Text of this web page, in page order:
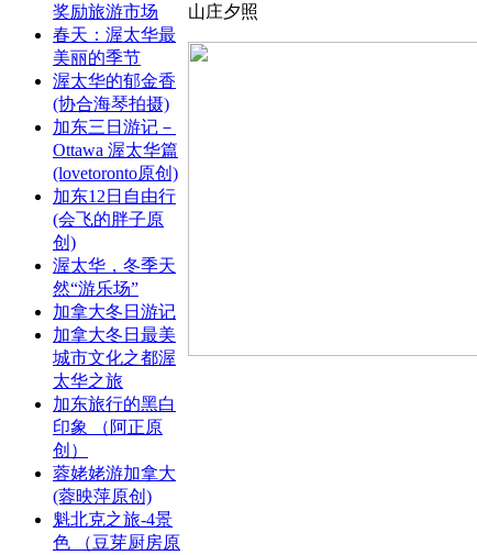
奖励旅游市场
春天：渥太华最
美丽的季节
渥太华的郁金香
(协合海琴拍摄)
加东三日游记－
Ottawa 渥太华篇
(lovetoronto原创)
加东12日自由行
(会飞的胖子原
创)
渥太华，冬季天
然“游乐场”
加拿大冬日游记
加拿大冬日最美
城市文化之都渥
太华之旅
加东旅行的黑白
印象 （阿正原
创）
蓉姥姥游加拿大
(蓉映萍原创)
魁北克之旅-4景
色 （豆芽厨房原
山庄夕照